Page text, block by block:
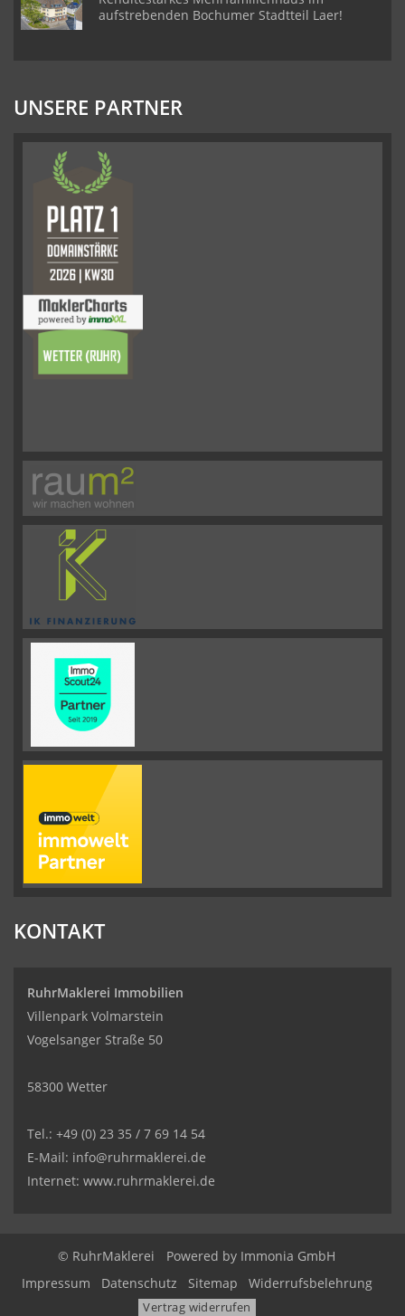
aufstrebenden Bochumer Stadtteil Laer!
UNSERE PARTNER
KONTAKT
RuhrMaklerei Immobilien
Villenpark Volmarstein
Vogelsanger Straße 50
58300 Wetter
Tel.: +49 (0) 23 35 / 7 69 14 54
E-Mail: info@ruhrmaklerei.de
Internet: www.ruhrmaklerei.de
© RuhrMaklerei Powered by Immonia GmbH
Impressum
Datenschutz Sitemap Widerrufsbelehrung
Vertrag widerrufen